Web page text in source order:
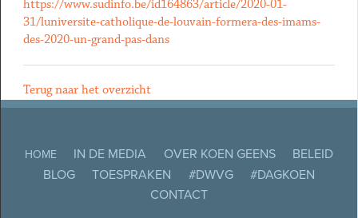
https://www.sudinfo.be/id164863/article/2020-01-
31/luniversite-catholique-de-louvain-formera-des-imams-
des-2020-un-grand-pas-dans
Terug naar het overzicht
HOME IN DE MEDIA OVER KOEN GEENS
BELEID
BLOG
TOESPRAKEN #DWVG
#DAGKOEN
CONTACT